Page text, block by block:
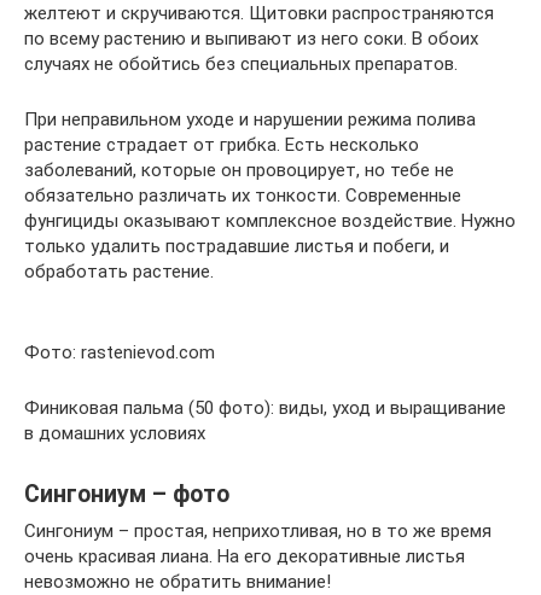
желтеют и скручиваются. Щитовки распространяются
по всему растению и выпивают из него соки. В обоих
случаях не обойтись без специальных препаратов.
При неправильном уходе и нарушении режима полива
растение страдает от грибка. Есть несколько
заболеваний, которые он провоцирует, но тебе не
обязательно различать их тонкости. Современные
фунгициды оказывают комплексное воздействие. Нужно
только удалить пострадавшие листья и побеги, и
обработать растение.
Фото: rastenievod.com
Финиковая пальма (50 фото): виды, уход и выращивание
в домашних условиях
Сингониум – фото
Сингониум – простая, неприхотливая, но в то же время
очень красивая лиана. На его декоративные листья
невозможно не обратить внимание!